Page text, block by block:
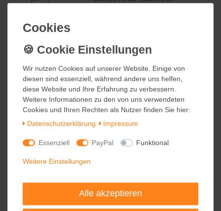
Cookies
Wir nutzen Cookies auf unserer Website. Einige von
diesen sind essenziell, während andere uns helfen,
diese Website und Ihre Erfahrung zu verbessern.
Weitere Informationen zu den von uns verwendeten
Cookies und Ihren Rechten als Nutzer finden Sie hier:
Daten­schutz­erklärung
Impressum
Essenziell PayPal Funktional
Weitere Einstellungen
Alle akzeptieren
inkl. ges. MwSt.
Versandkosten
blomus STAY Kissen Outdoor 45 x
39,95 €
inkl. ges. MwSt.
blomus STAY Kissen Outdoor 70 x
30 cm in verschiedenen Farben
Cookies
Wir nutzen Cookies auf unserer Website. Einige von
diesen sind essenziell, während andere uns helfen,
diese Website und Ihre Erfahrung zu verbessern.
Weitere Informationen zu den von uns verwendeten
Cookies und Ihren Rechten als Nutzer finden Sie hier:
Daten­schutz­erklärung
Impressum
Essenziell PayPal Funktional
Weitere Einstellungen
Alle akzeptieren